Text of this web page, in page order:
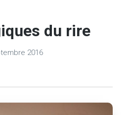
du rire
2016